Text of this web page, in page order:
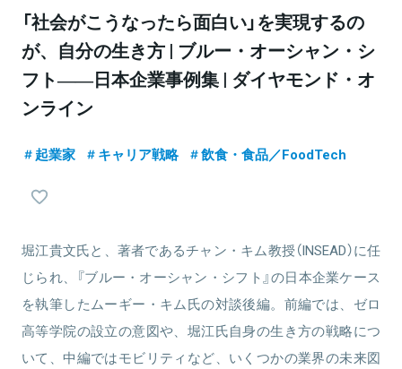
「社会がこうなったら面白い」を実現するの
が、自分の生き方 | ブルー・オーシャン・シ
フト――日本企業事例集 | ダイヤモンド・オ
ンライン
起業家 キャリア戦略 飲食・食品／FoodTech
堀江貴文氏と、著者であるチャン・キム教授（INSEAD）に任
じられ、『ブルー・オーシャン・シフト』の日本企業ケース
を執筆したムーギー・キム氏の対談後編。前編では、ゼロ
高等学院の設立の意図や、堀江氏自身の生き方の戦略につ
いて、中編ではモビリティなど、いくつかの業界の未来図